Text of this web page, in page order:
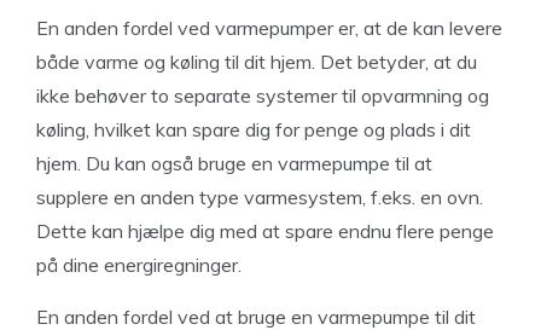
En anden fordel ved varmepumper er, at de kan levere
både varme og køling til dit hjem. Det betyder, at du
ikke behøver to separate systemer til opvarmning og
køling, hvilket kan spare dig for penge og plads i dit
hjem. Du kan også bruge en varmepumpe til at
supplere en anden type varmesystem, f.eks. en ovn.
Dette kan hjælpe dig med at spare endnu flere penge
på dine energiregninger.
En anden fordel ved at bruge en varmepumpe til dit